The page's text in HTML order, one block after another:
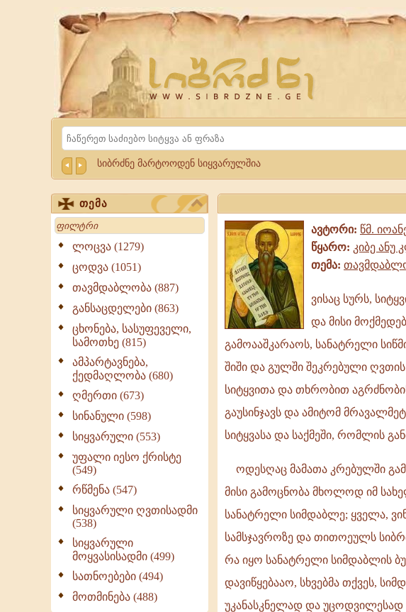
Website
Sibrdzne.ge
Search
სიბრძნე მარტოოდენ სიყვარულშია
თემა
Search
ლოცვა (1279)
ცოდვა (1051)
თავმდაბლობა (887)
განსაცდელები (863)
ცხონება, სასუფეველი,
სამოთხე (815)
ამპარტავნება,
ქედმაღლობა (680)
ღმერთი (673)
სინანული (598)
სიყვარული (553)
უფალი იესო ქრისტე
(549)
რწმენა (547)
სიყვარული ღვთისადმი
(538)
სიყვარული
მოყვასისადმი (499)
სათნოებები (494)
მოთმინება (488)
ავტორი: წმ.
წყარო: კიბე ანუ
თემა:
ვისაც
სურს,
სიტყვით,
მთელი
სიზუსტით
ახსნას
ღვთის
სიყვარულის
და
მისი
მოქმედება,
ყოვლადწმიდა
ვისაც სურს,
და მისი
გამოააშკარაოს, სანატრელი
შიში და გულში შეკრებული ღვთის
სიტყვითა და თხრობით
გაუსინჯავს და ამიტომ
სიტყვასა და საქმეში, რომლის
ოდესღაც მამათა კრებულში
მისი გამოცნობა მხოლოდ იმ
სანატრელი სიმდაბლე; ყველა,
სამსჯავროზე და თითოეულს
რა იყო სანატრელი სიმდაბლის
დავიწყებააო, სხვებმა თქვეს,
უკანასკნელად და უცოდვილესად